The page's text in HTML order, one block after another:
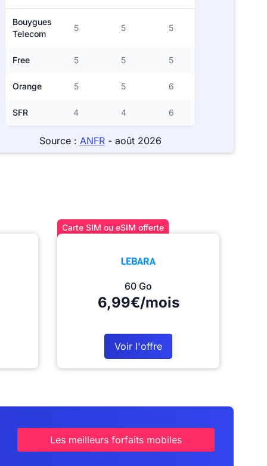
Bouygues
Telecom
5 5 5
Free 5 5 5
Orange 5 5 6
SFR 4 4 6
Source : ANFR- août 2026
Carte SIM ou eSIM offerte
60 Go
6,99€/mois
Voir l'offre
Les meilleurs forfaits mobiles